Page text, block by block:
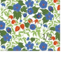
1/2